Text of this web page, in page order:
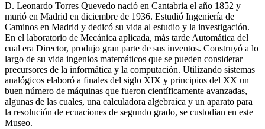
D. Leonardo Torres Quevedo nació en Cantabria el año 1852 y
murió en Madrid en diciembre de 1936. Estudió Ingeniería de
Caminos en Madrid y dedicó su vida al estudio y la investigación.
En el laboratorio de Mecánica aplicada, más tarde Automática del
cual era Director, produjo gran parte de sus inventos. Construyó a lo
largo de su vida ingenios matemáticos que se pueden considerar
precursores de la informática y la computación. Utilizando sistemas
analógicos elaboró a finales del siglo XIX y principios del XX un
buen número de máquinas que fueron científicamente avanzadas,
algunas de las cuales, una calculadora algebraica y un aparato para
la resolución de ecuaciones de segundo grado, se custodian en este
Museo.